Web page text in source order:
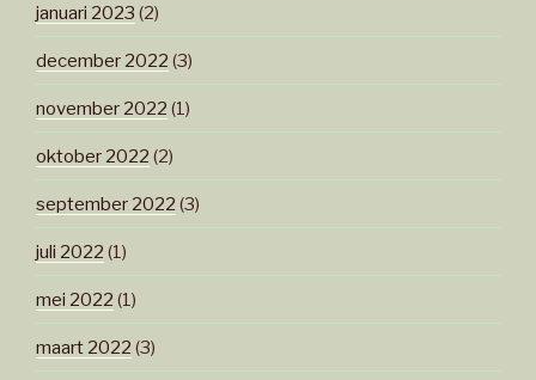
januari 2023 (2)
december 2022 (3)
november 2022 (1)
oktober 2022 (2)
september 2022 (3)
juli 2022 (1)
mei 2022 (1)
maart 2022 (3)